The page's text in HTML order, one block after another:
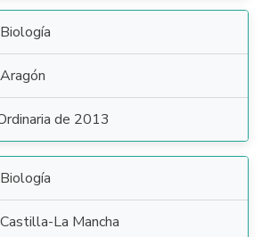
Biología
Aragón
de 2013
Biología
Castilla-La Mancha